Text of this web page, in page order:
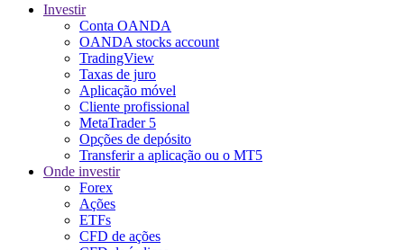
Investir
Conta OANDA
OANDA stocks account
TradingView
Taxas de juro
Aplicação móvel
Cliente profissional
MetaTrader 5
Opções de depósito
Transferir a aplicação ou o MT5
Onde investir
Forex
Ações
ETFs
CFD de ações